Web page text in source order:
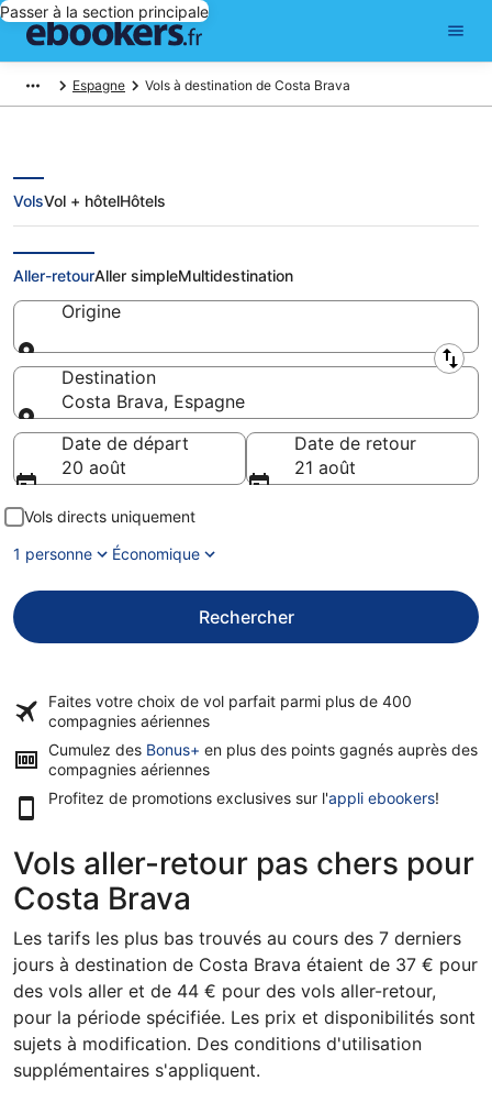
Passer à la section principale
Espagne Vols à destination de Costa Brava
Vols pas chers pour Costa Brava
VolsVol + hôtelHôtels
Aller-retourAller simpleMultidestination
Origine
Origine
Destination
Costa Brava, Espagne
Destination
Date de départ
20 août
Date de retour
21 août
Vols directs uniquement
1 personne
Économique
Rechercher
Faites votre choix de vol parfait parmi plus de 400
compagnies aériennes
Cumulez des Bonus+ en plus des points gagnés auprès des
compagnies aériennes
Profitez de promotions exclusives sur l'appli ebookers!
Vols aller-retour pas chers pour
Costa Brava
Les tarifs les plus bas trouvés au cours des 7 derniers
jours à destination de Costa Brava étaient de 37 € pour
des vols aller et de 44 € pour des vols aller-retour,
pour la période spécifiée. Les prix et disponibilités sont
sujets à modification. Des conditions d'utilisation
supplémentaires s'appliquent.